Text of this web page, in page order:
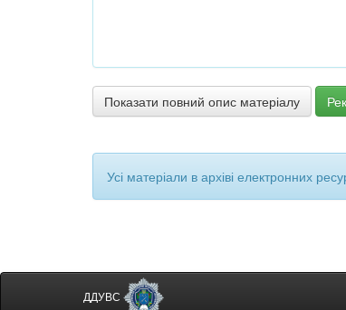
Показати повний опис матеріалу
Усі матеріали в архіві електронних
ДДУВС